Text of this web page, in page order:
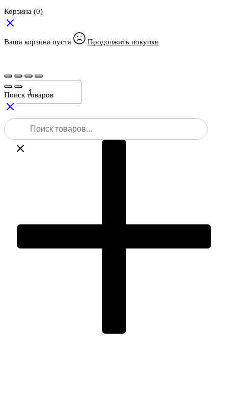
Количество
товара
Andex
ОПК50
плёночный
Корзина (0)
Ваша корзина пуста Продолжить покупки
Поиск товаров
Поиск
товаров